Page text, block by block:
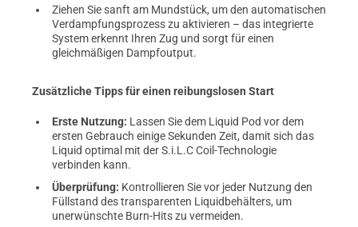
Ziehen Sie sanft am Mundstück, um den automatischen
Verdampfungsprozess zu aktivieren – das integrierte
System erkennt Ihren Zug und sorgt für einen
gleichmäßigen Dampfoutput.
Zusätzliche Tipps für einen reibungslosen Start
Erste Nutzung: Lassen Sie dem Liquid Pod vor dem
ersten Gebrauch einige Sekunden Zeit, damit sich das
Liquid optimal mit der S.i.L.C Coil-Technologie
verbinden kann.
Überprüfung: Kontrollieren Sie vor jeder Nutzung den
Füllstand des transparenten Liquidbehälters, um
unerwünschte Burn-Hits zu vermeiden.